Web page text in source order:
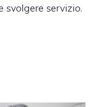
svolgere servizio.